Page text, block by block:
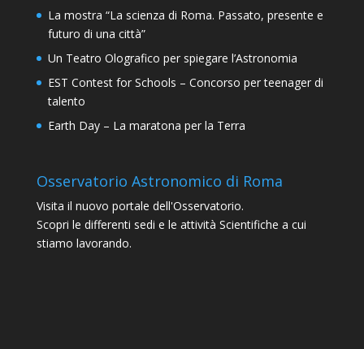
La mostra “La scienza di Roma. Passato, presente e
futuro di una città”
Un Teatro Olografico per spiegare l’Astronomia
EST Contest for Schools – Concorso per teenager di
talento
Earth Day – La maratona per la Terra
Osservatorio Astronomico di Roma
Visita il nuovo portale dell'Osservatorio.
Scopri le differenti sedi e le attività Scientifiche a cui
stiamo lavorando.